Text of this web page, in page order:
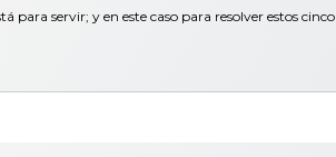
para servir; y en este caso para resolver estos cinco